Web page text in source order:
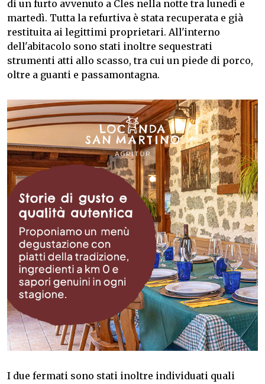
di un furto avvenuto a Cles nella notte tra lunedì e
martedì. Tutta la refurtiva è stata recuperata e già
restituita ai legittimi proprietari. All'interno
dell'abitacolo sono stati inoltre sequestrati
strumenti atti allo scasso, tra cui un piede di porco,
oltre a guanti e passamontagna.
I due fermati sono stati inoltre individuati quali